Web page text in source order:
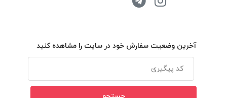
آخرین وضعیت سفارش خود در سایت را مشاهده کنید